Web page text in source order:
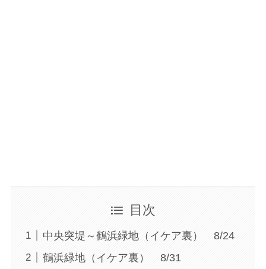
目次
中央突堤～鶴浜緑地（イケア裏） 8/24
鶴浜緑地（イケア裏） 8/31